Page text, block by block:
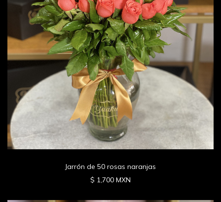
Jarrón de 50 rosas naranjas
$ 1,700 MXN